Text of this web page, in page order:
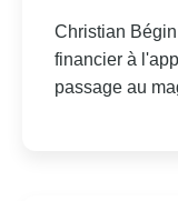
Christian
financier à
passage au